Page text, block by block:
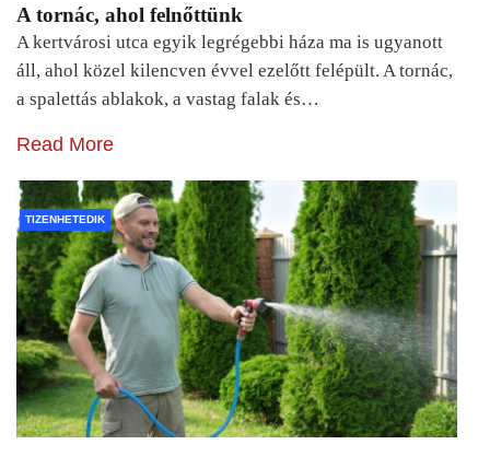
A tornác, ahol felnőttünk
A kertvárosi utca egyik legrégebbi háza ma is ugyanott
áll, ahol közel kilencven évvel ezelőtt felépült. A tornác,
a spalettás ablakok, a vastag falak és…
Read More
TIZENHETEDIK